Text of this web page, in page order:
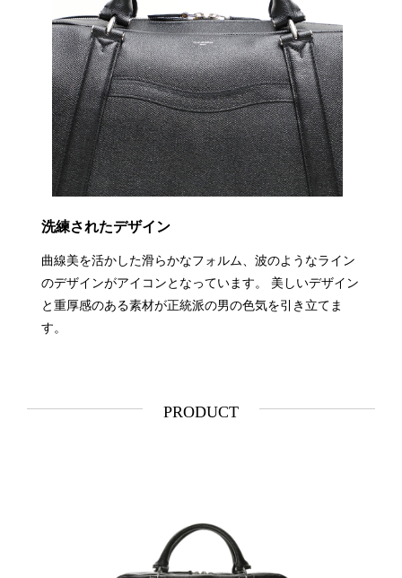
洗練されたデザイン
曲線美を活かした滑らかなフォルム、波のようなライン
のデザインがアイコンとなっています。 美しいデザイン
と重厚感のある素材が正統派の男の色気を引き立てま
す。
PRODUCT